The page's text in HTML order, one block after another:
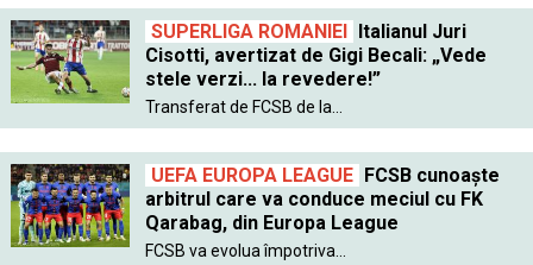
SUPERLIGA ROMANIEI Italianul Juri
Cisotti, avertizat de Gigi Becali: „Vede
stele verzi... la revedere!”
Transferat de FCSB de la...
UEFA EUROPA LEAGUE FCSB cunoaște
arbitrul care va conduce meciul cu FK
Qarabag, din Europa League
FCSB va evolua împotriva...